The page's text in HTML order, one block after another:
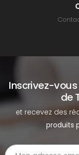
Inscrivez-
de
et recevez des
produits